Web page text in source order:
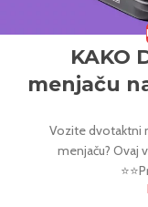
KAKO
menjaču
Vozite dvotaktni
menjaču? Ovaj